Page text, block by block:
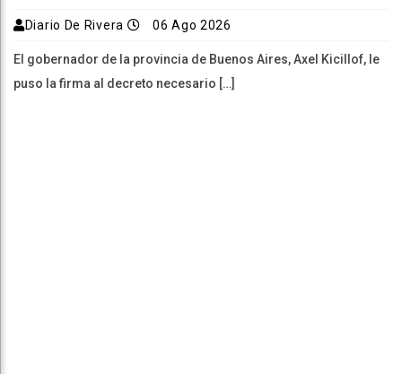
Diario De Rivera 06 Ago 2026
El gobernador de la provincia de Buenos Aires, Axel Kicillof, le
puso la firma al decreto necesario […]